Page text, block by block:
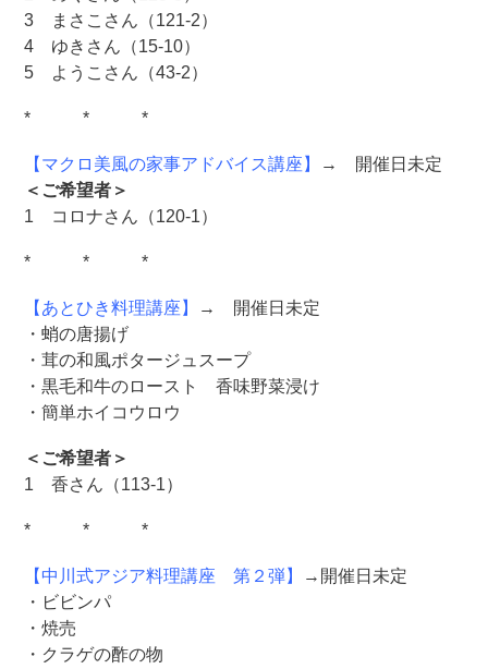
3 まさこさん（121-2）
4 ゆきさん（15-10）
5 ようこさん（43-2）
* * *
【マクロ美風の家事アドバイス講座】
→ 開催日未定
＜ご希望者＞
1 コロナさん（120-1）
* * *
【あとひき料理講座】
→ 開催日未定
・蛸の唐揚げ
・茸の和風ポタージュスープ
・黒毛和牛のロースト 香味野菜浸け
・簡単ホイコウロウ
＜ご希望者＞
1 香さん（113-1）
* * *
【中川式アジア料理講座 第２弾】
→開催日未定
・ビビンパ
・焼売
・クラゲの酢の物